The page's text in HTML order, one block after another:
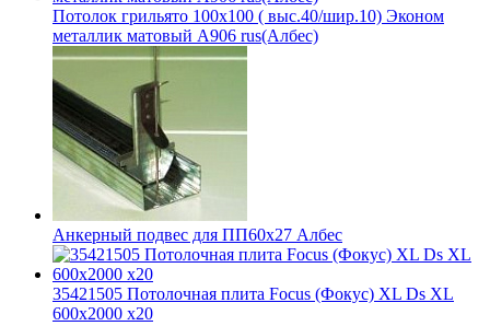
Потолок грильято 100х100 ( выс.40/шир.10) Эконом
металлик матовый А906 rus(Албес)
Анкерный подвес для ПП60х27 Албес
35421505 Потолочная плита Focus (Фокус) XL Ds XL
600x2000 x20